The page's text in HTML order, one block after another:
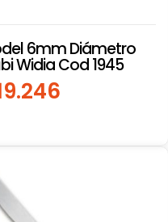
6mm Diámetro
Widia Cod 1945